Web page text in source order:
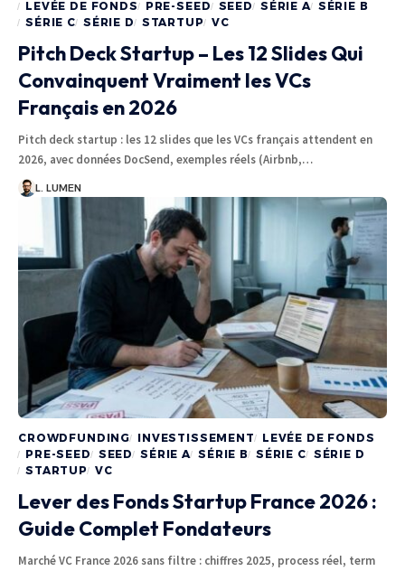
LEVÉE DE FONDS PRE-SEED SEED SÉRIE A SÉRIE B
SÉRIE C SÉRIE D STARTUP VC
Pitch Deck Startup – Les 12 Slides Qui
Convainquent Vraiment les VCs
Français en 2026
Pitch deck startup : les 12 slides que les VCs français attendent en
2026, avec données DocSend, exemples réels (Airbnb,…
L. LUMEN
CROWDFUNDING INVESTISSEMENT
LEVÉE DE FONDS
PRE-SEED SEED SÉRIE A SÉRIE B SÉRIE C SÉRIE D
STARTUP VC
Lever des Fonds Startup France 2026 :
Guide Complet Fondateurs
Marché VC France 2026 sans filtre : chiffres 2025, process réel, term